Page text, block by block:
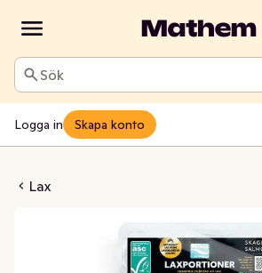
Sök
Logga in Skapa konto
Lax
Landodlad ASC